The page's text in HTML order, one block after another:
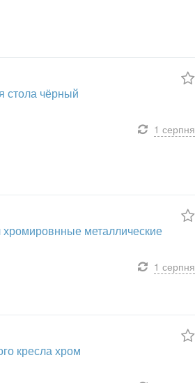
стола чёрный
1 серпня
металлические
1 серпня
кресла хром